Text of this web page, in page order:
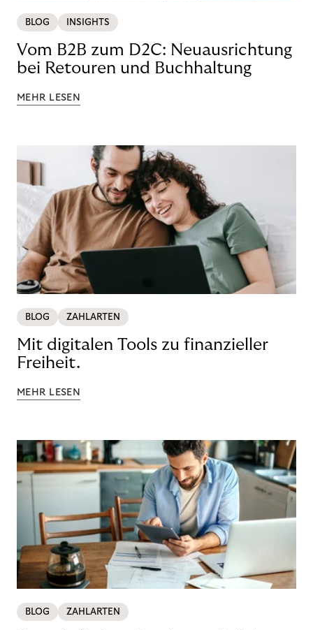
BLOG INSIGHTS
Vom B2B zum D2C: Neuausrichtung
bei Retouren und Buchhaltung
MEHR LESEN
BLOG ZAHLARTEN
Mit digitalen Tools zu finanzieller
Freiheit.
MEHR LESEN
BLOG ZAHLARTEN